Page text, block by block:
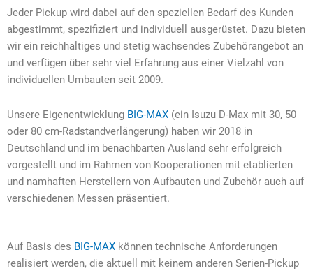
Jeder Pickup wird dabei auf den speziellen Bedarf des Kunden
abgestimmt, spezifiziert und individuell ausgerüstet. Dazu bieten
wir ein reichhaltiges und stetig wachsendes Zubehörangebot an
und verfügen über sehr viel Erfahrung aus einer Vielzahl von
individuellen Umbauten seit 2009.
Unsere Eigenentwicklung BIG-MAX (ein Isuzu D-Max mit 30, 50
oder 80 cm-Radstandverlängerung) haben wir 2018 in
Deutschland und im benachbarten Ausland sehr erfolgreich
vorgestellt und im Rahmen von Kooperationen mit etablierten
und namhaften Herstellern von Aufbauten und Zubehör auch auf
verschiedenen Messen präsentiert.
Auf Basis des BIG-MAX können technische Anforderungen
realisiert werden, die aktuell mit keinem anderen Serien-Pickup